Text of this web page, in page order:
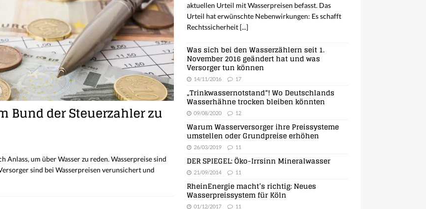
Bund der Steuerzahler zu
um über Wasser zu reden. Wasserpreise sind
sind bei Wasserpreisen verunsichert und
aktuellen Urteil mit Wasserpreisen befasst. Das
Urteil hat erwünschte Nebenwirkungen: Es schafft
Rechtssicherheit [...]
Was sich bei den Wasserzählern seit 1.
November 2016 geändert hat und was
Versorger tun können
14/11/2016 17
„Trinkwassernotstand“! Wo Deutschlands
Wasserhähne trocken bleiben könnten
09/08/2020 12
Warum Wasserversorger ihre Preissysteme
umstellen oder Grundpreise erhöhen
26/03/2019 11
DER SPIEGEL: Öko-Irrsinn Mineralwasser
21/09/2014 11
RheinEnergie macht’s richtig: Neues
Wasserpreissystem für Köln
01/12/2017 11